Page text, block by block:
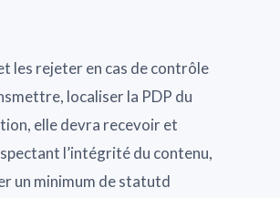
les rejeter en cas de contrôle
localiser la PDP du
elle devra recevoir et
l’intégrité du contenu,
un minimum de statutd